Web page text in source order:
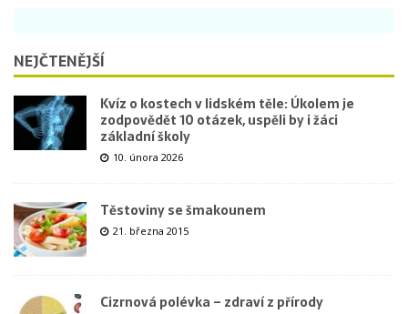
NEJČTENĚJŠÍ
Kvíz o kostech v lidském těle: Úkolem je
zodpovědět 10 otázek, uspěli by i žáci
základní školy
10. února 2026
Těstoviny se šmakounem
21. března 2015
Cizrnová polévka – zdraví z přírody